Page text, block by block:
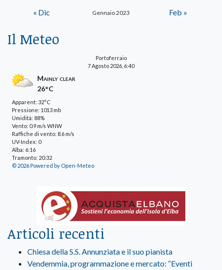
Gennaio 2023
« Dic Feb »
Il Meteo
Portoferraio
7 Agosto 2026, 6:40
Mainly clear
26°C
Apparent: 32°C
Pressione: 1013 mb
Umidità: 88%
Vento: 0.9 m/s WNW
Raffiche di vento: 8.6 m/s
UV-Index: 0
Alba: 6:16
Tramonto: 20:32
© 2026 Powered by Open-Meteo
Articoli recenti
Chiesa della S.S. Annunziata e il suo pianista
Vendemmia, programmazione e mercato: “Eventi